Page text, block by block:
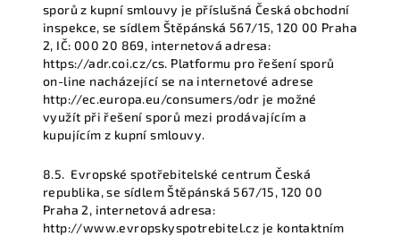
sporů z kupní smlouvy je příslušná Česká obchodní
inspekce, se sídlem Štěpánská 567/15, 120 00 Praha
2, IČ: 000 20 869, internetová adresa:
https://adr.coi.cz/cs. Platformu pro řešení sporů
on-line nacházející se na internetové adrese
http://ec.europa.eu/consumers/odr je možné
využít při řešení sporů mezi prodávajícím a
kupujícím z kupní smlouvy.
8.5. Evropské spotřebitelské centrum Česká
republika, se sídlem Štěpánská 567/15, 120 00
Praha 2, internetová adresa:
http://www.evropskyspotrebitel.cz je kontaktním